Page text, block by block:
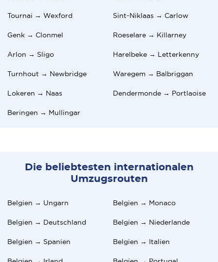
Tournai → Wexford Sint-Niklaas → Carlow
Genk → Clonmel Roeselare → Killarney
Arlon → Sligo Harelbeke → Letterkenny
Turnhout → Newbridge Waregem → Balbriggan
Lokeren → Naas Dendermonde → Portlaoise
Beringen → Mullingar
Die beliebtesten internationalen
Umzugsrouten
Belgien → Ungarn Belgien → Monaco
Belgien → Deutschland Belgien → Niederlande
Belgien → Spanien Belgien → Italien